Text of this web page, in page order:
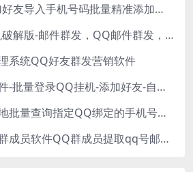
虎妞微信自动加好友导入手机号码批量精准添加客户售营销软件微商工具
伯勒邮件群发机破解版-邮件群发，QQ邮件群发，邮件群发软件，伯乐邮件群发工具，邮件群发器
系统QQ好友群发营销软件
虎妞QQ营销软件-批量登录QQ挂机-添加好友-自动加群-群发消息-临时会话
虎妞QQ号归属地批量查询指定QQ绑定的手机号软件
不加群提取QQ群成员软件QQ群成员提取qq号邮箱软件